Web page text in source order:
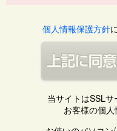
個人情報保護方針
当サイトはSSLサ
お客様の個人